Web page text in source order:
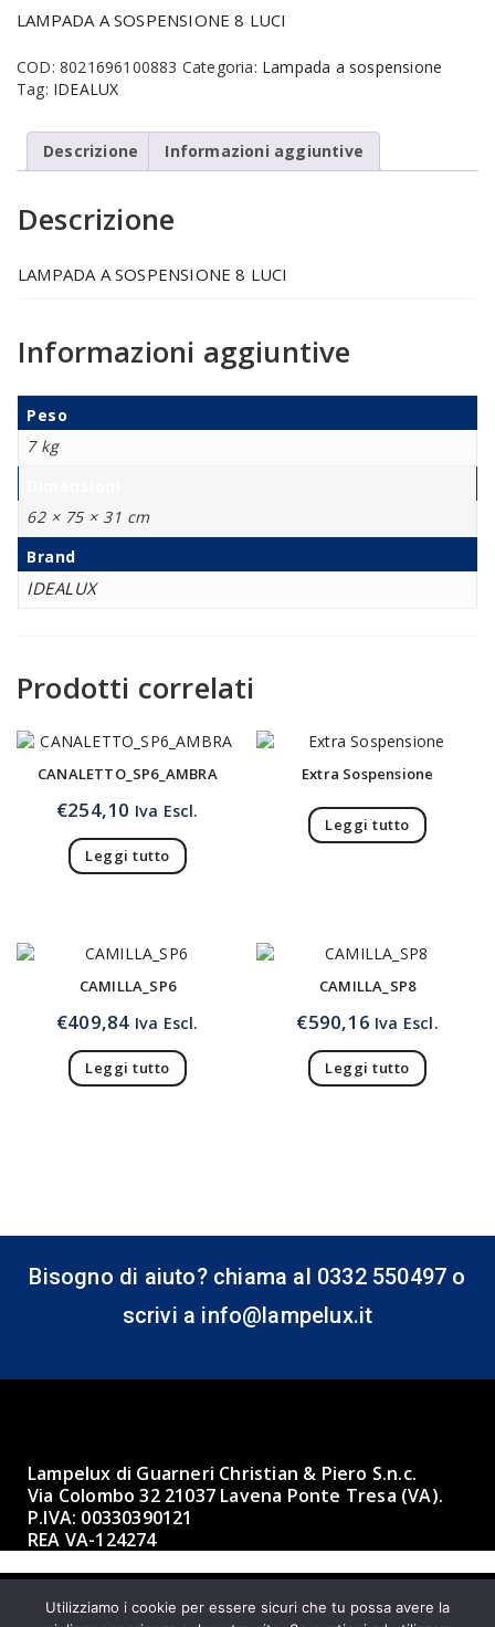
LAMPADA A SOSPENSIONE 8 LUCI
COD: 8021696100883 Categoria: Lampada a sospensione
Tag: IDEALUX
Descrizione Informazioni aggiuntive
Descrizione
LAMPADA A SOSPENSIONE 8 LUCI
Informazioni aggiuntive
Peso
7 kg
62 × 75 × 31 cm
Brand
IDEALUX
Prodotti correlati
CANALETTO_SP6_AMBRA
€254,10 Iva Escl.
Leggi tutto
Extra Sospensione
Leggi tutto
CAMILLA_SP6
€409,84 Iva Escl.
Leggi tutto
CAMILLA_SP8
€590,16 Iva Escl.
Leggi tutto
Bisogno di aiuto? chiama al 0332 550497 o
scrivi a info@lampelux.it
Lampelux di Guarneri Christian & Piero S.n.c.
Via Colombo 32 21037 Lavena Ponte Tresa (VA).
P.IVA: 00330390121
REA VA-124274
Made with ❤ by BBK 3.0 Informatica
Utilizziamo i cookie per essere sicuri che tu possa avere la